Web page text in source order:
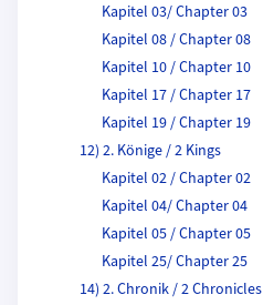
Kapitel 03/ Chapter 03
Kapitel 08 / Chapter 08
Kapitel 10 / Chapter 10
Kapitel 17 / Chapter 17
Kapitel 19 / Chapter 19
12) 2. Könige / 2 Kings
Kapitel 02 / Chapter 02
Kapitel 04/ Chapter 04
Kapitel 05 / Chapter 05
Kapitel 25/ Chapter 25
14) 2. Chronik / 2 Chronicles